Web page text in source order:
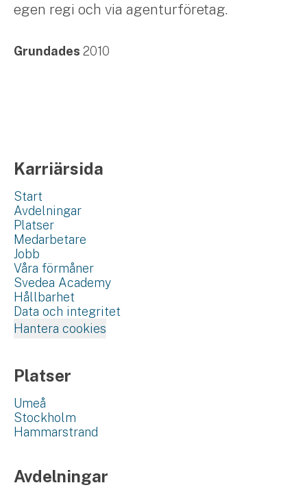
egen regi och via agenturföretag.
Grundades 2010
Karriärsida
Start
Avdelningar
Platser
Medarbetare
Jobb
Våra förmåner
Svedea Academy
Hållbarhet
Data och integritet
Hantera cookies
Platser
Umeå
Stockholm
Hammarstrand
Avdelningar